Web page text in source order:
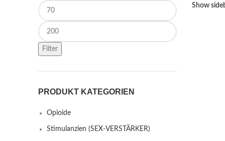
Min price
Max price
Filter
PRODUKT KATEGORIEN
Opioide
Stimulanzien (SEX-VERSTÄRKER)
Show